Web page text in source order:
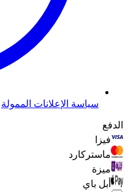
سياسة الإعلانات الممولة
الدفع
فيزا
ماستركارد
ميزة
أبل باي